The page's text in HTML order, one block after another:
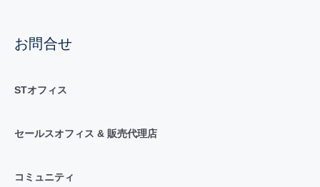
お問合せ
STオフィス
セールスオフィス & 販売代理店
コミュニティ